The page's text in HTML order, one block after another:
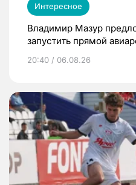
Интересное
Владимир Мазур
запустить прямой
20:40 / 06.08.26